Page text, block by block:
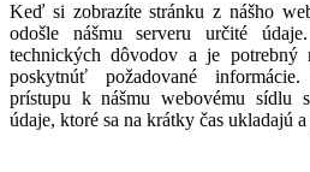
Keď si zobrazíte stránku z nášho
odošle nášmu serveru určité
technických dôvodov a je
poskytnúť požadované
prístupu k nášmu webovému sídlu
údaje, ktoré sa na krátky čas ukladajú